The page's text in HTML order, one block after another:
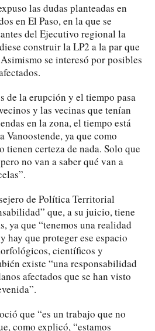
las dudas planteadas en
en El Paso, en la que se
del Ejecutivo regional la
construir la LP2 a la par que
se interesó por posibles
de la erupción y el tiempo pasa
y las vecinas que tenían
en la zona, el tiempo está
ya que como
tienen certeza de nada. Solo que
no van a saber qué van a
de Política Territorial
que, a su juicio, tiene
ya que “tenemos una realidad
hay que proteger ese espacio
científicos y
existe “una responsabilidad
afectados que se han visto
que “es un trabajo que no
como explicó, “estamos